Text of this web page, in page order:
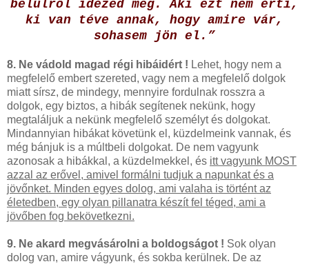
belülről idézed meg. Aki ezt nem érti,
ki van téve annak, hogy amire vár,
sohasem jön el.”
8. Ne vádold magad régi hibáidért ! Lehet, hogy nem a
megfelelő embert szereted, vagy nem a megfelelő dolgok
miatt sírsz, de mindegy, mennyire fordulnak rosszra a
dolgok, egy biztos, a hibák segítenek nekünk, hogy
megtaláljuk a nekünk megfelelő személyt és dolgokat.
Mindannyian hibákat követünk el, küzdelmeink vannak, és
még bánjuk is a múltbeli dolgokat. De nem vagyunk
azonosak a hibákkal, a küzdelmekkel, és itt vagyunk MOST
azzal az erővel, amivel formálni tudjuk a napunkat és a
jövőnket. Minden egyes dolog, ami valaha is történt az
életedben, egy olyan pillanatra készít fel téged, ami a
jövőben fog bekövetkezni.
9. Ne akard megvásárolni a boldogságot ! Sok olyan
dolog van, amire vágyunk, és sokba kerülnek. De az